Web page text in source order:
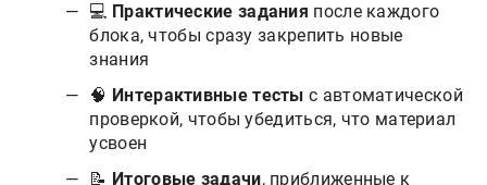
💻 Практические задания после каждого
блока, чтобы сразу закрепить новые
знания
🧠 Интерактивные тесты с автоматической
проверкой, чтобы убедиться, что материал
усвоен
📝 Итоговые задачи, приближенные к